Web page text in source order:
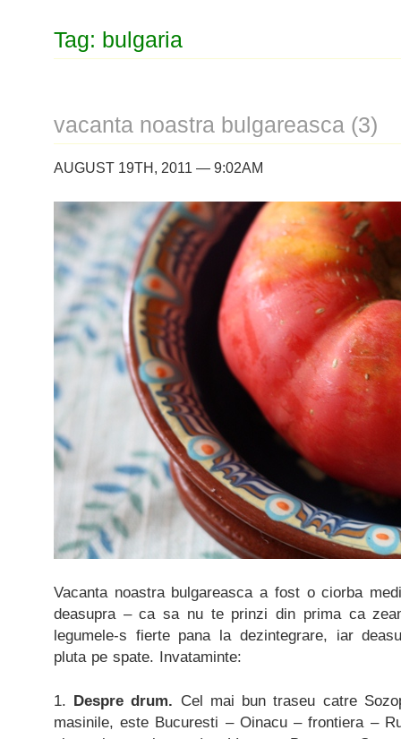
Tag: bulgaria
vacanta noastra bulgareasca (3)
AUGUST 19TH, 2011 — 9:02AM
Vacanta noastra bulgareasca a fost o ciorba
deasupra – ca sa nu te prinzi din prima ca
legumele-s fierte pana la dezintegrare, iar
pluta pe spate. Invataminte:
1. Despre drum. Cel mai bun traseu catre
masinile, este Bucuresti – Oinacu – frontiera –